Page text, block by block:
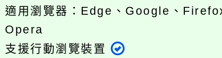
適用瀏覽器：Edge、Google、
Opera
支援行動瀏覽裝置